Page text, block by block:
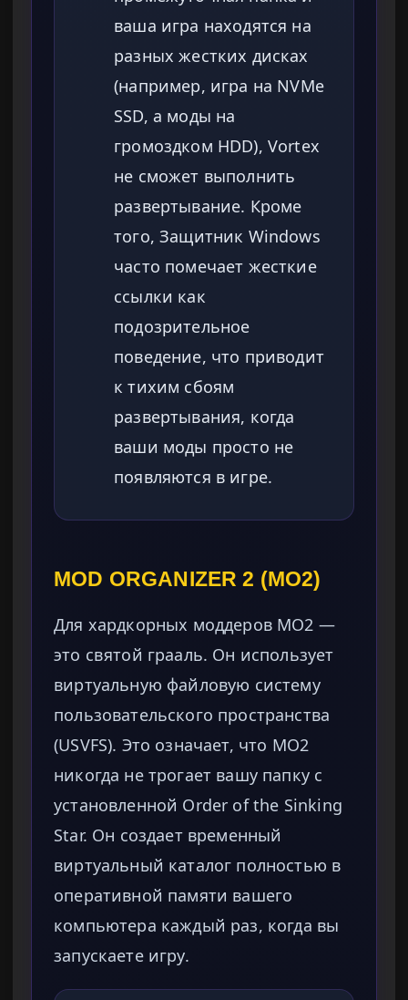
ваша игра находятся на
разных жестких дисках
(например, игра на NVMe
SSD, а моды на
громоздком HDD), Vortex
не сможет выполнить
развертывание. Кроме
того, Защитник Windows
часто помечает жесткие
ссылки как
подозрительное
поведение, что приводит
к тихим сбоям
развертывания, когда
ваши моды просто не
появляются в игре.
MOD ORGANIZER 2 (MO2)
Для хардкорных моддеров MO2 —
это святой грааль. Он использует
виртуальную файловую систему
пользовательского пространства
(USVFS). Это означает, что MO2
никогда не трогает вашу папку с
установленной Order of the Sinking
Star. Он создает временный
виртуальный каталог полностью в
оперативной памяти вашего
компьютера каждый раз, когда вы
запускаете игру.